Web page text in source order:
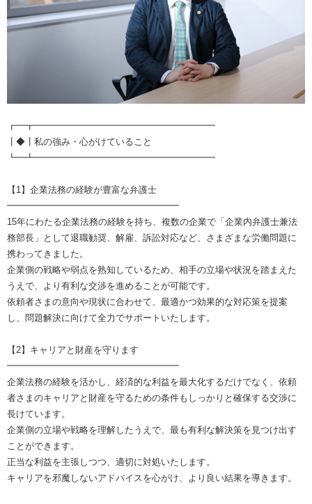
┏━┳━━━━━━━━━━━━━━━━━━━━
┃◆┃私の強み・心がけていること
┗━┻━━━━━━━━━━━━━━━━━━━━
【1】企業法務の経験が豊富な弁護士
━━━━━━━━━━━━━━━━━━━
15年にわたる企業法務の経験を持ち、複数の企業で「企業内弁護士兼法
務部長」として退職勧奨、解雇、訴訟対応など、さまざまな労働問題に
携わってきました。
企業側の戦略や弱点を熟知しているため、相手の立場や状況を踏まえた
うえで、より有利な交渉を進めることが可能です。
依頼者さまの意向や現状に合わせて、最適かつ効果的な対応策を提案
し、問題解決に向けて全力でサポートいたします。
【2】キャリアと財産を守ります
━━━━━━━━━━━━━━━━━━━
企業法務の経験を活かし、経済的な利益を最大化するだけでなく、依頼
者さまのキャリアと財産を守るための条件もしっかりと確保する交渉に
長けています。
企業側の立場や戦略を理解したうえで、最も有利な解決策を見つけ出す
ことができます。
正当な利益を主張しつつ、適切に対処いたします。
キャリアを邪魔しないアドバイスを心がけ、より良い結果を導きます。